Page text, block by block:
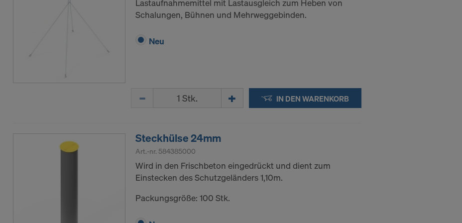
Lastaufnahmemittel mit Lastausgleich zum Heben von
Schalungen, Bühnen und Mehrweggebinden.
Neu
IN DEN WARENKORB
Steckhülse 24mm
Art.-nr. 584385000
Wird in den Frischbeton eingedrückt und dient zum
Einstecken des Schutzgeländers 1,10m.
Packungsgröße: 100 Stk.